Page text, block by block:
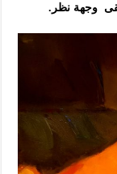
وجهة نظر.